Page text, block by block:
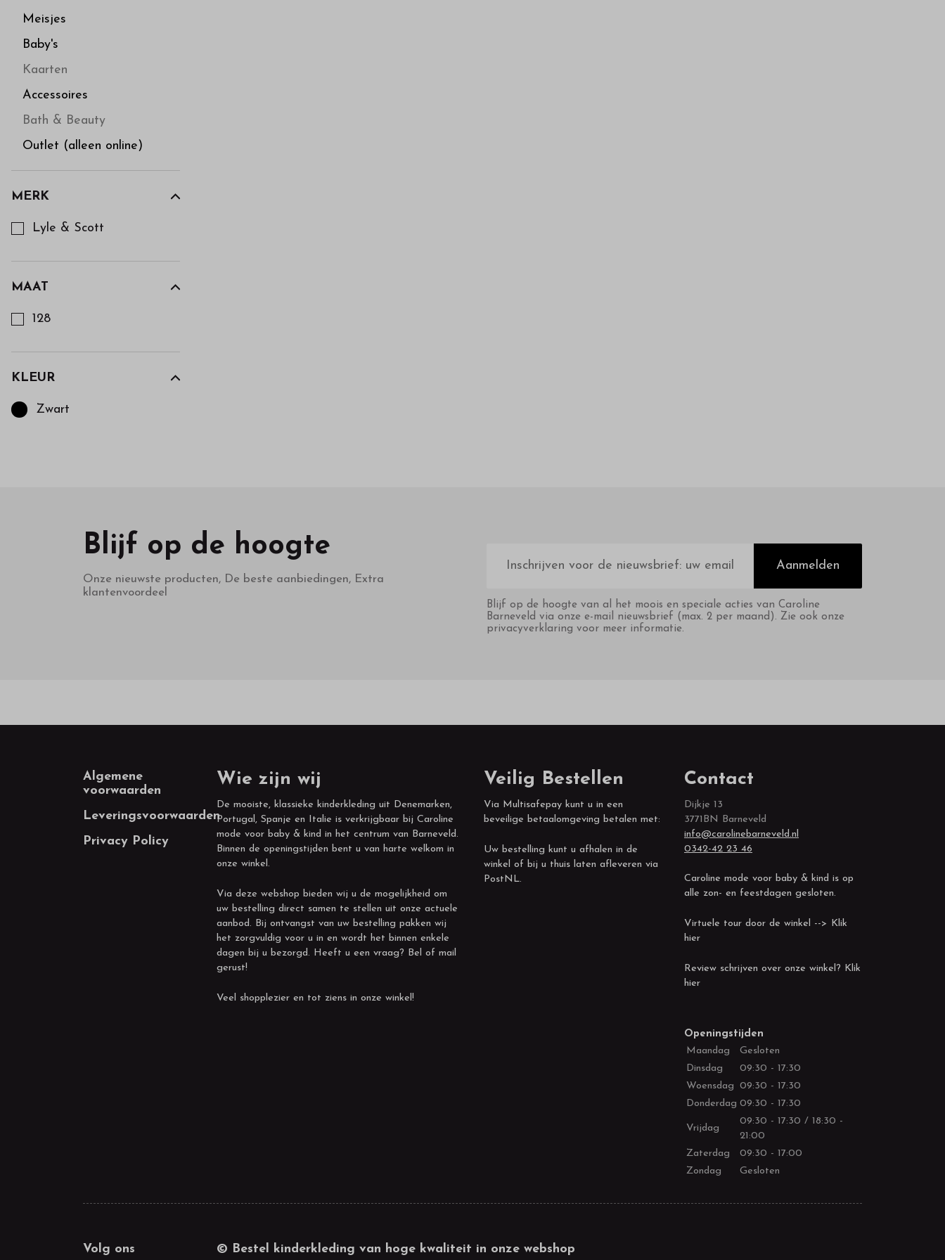
Meisjes
Baby's
Kaarten
Accessoires
Bath & Beauty
Outlet (alleen online)
MERK
Lyle & Scott
MAAT
128
KLEUR
Zwart
Blijf op de hoogte
Onze nieuwste producten, De beste aanbiedingen, Extra
klantenvoordeel
mailadres
Aanmelden
Blijf op de hoogte van al het moois en speciale acties van Caroline
Barneveld via onze e-mail nieuwsbrief (max. 2 per maand). Zie ook onze
privacyverklaring voor meer informatie.
Footer
Algemene
voorwaarden
Leveringsvoorwaarden
Privacy Policy
Wie zijn wij
De mooiste, klassieke kinderkleding uit Denemarken,
Portugal, Spanje en Italie is verkrijgbaar bij Caroline
mode voor baby & kind in het centrum van Barneveld.
Binnen de openingstijden bent u van harte welkom in
onze winkel.
Via deze webshop bieden wij u de mogelijkheid om
uw bestelling direct samen te stellen uit onze actuele
aanbod. Bij ontvangst van uw bestelling pakken wij
het zorgvuldig voor u in en wordt het binnen enkele
dagen bij u bezorgd. Heeft u een vraag? Bel of mail
gerust!
Veel shopplezier en tot ziens in onze winkel!
Veilig Bestellen
Via Multisafepay kunt u in een
beveilige betaalomgeving betalen met:
Uw bestelling kunt u afhalen in de
winkel of bij u thuis laten afleveren via
PostNL.
Contact
Dijkje 13
3771BN Barneveld
info@carolinebarneveld.nl
0342-42 23 46
Caroline mode voor baby & kind is op
alle zon- en feestdagen gesloten.
Virtuele tour door de winkel --> Klik
hier
Review schrijven over onze winkel? Klik
hier
Openingstijden
Maandag
Gesloten
Dinsdag
09:30 - 17:30
Woensdag 09:30 - 17:30
Donderdag 09:30 - 17:30
Vrijdag
09:30 - 17:30 / 18:30 -
21:00
Zaterdag
09:30 - 17:00
Zondag
Gesloten
Volg ons © Bestel kinderkleding van hoge kwaliteit in onze webshop